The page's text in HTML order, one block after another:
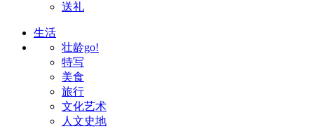
送礼
生活
壮龄go!
特写
美食
旅行
文化艺术
人文史地